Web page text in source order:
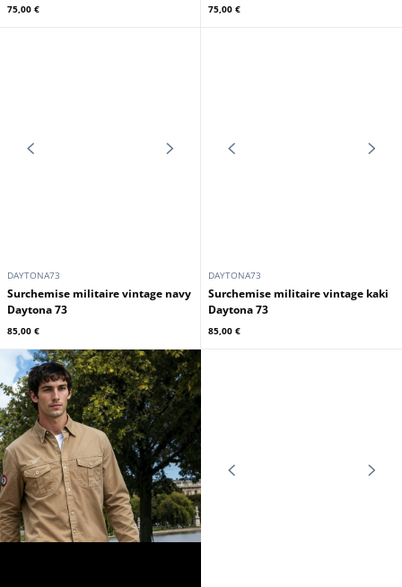
DAYTONA73
Sweat capuche militaire navy
Daytona 73
DAYTONA73
Sweat capuche militaire kaki
Daytona 73